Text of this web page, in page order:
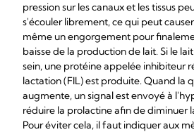
pression sur les canaux et les tissus
s'écouler librement, ce qui peut
même un engorgement pour
baisse de la production de lait. Si le
sein, une protéine appelée inhibiteur
lactation (FIL) est produite. Quand la
augmente, un signal est envoyé à
réduire la prolactine afin de diminuer
Pour éviter cela, il faut indiquer aux